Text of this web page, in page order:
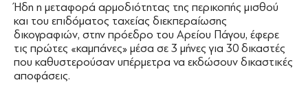
Ήδη η μεταφορά αρμοδιότητας της περικοπής μισθού
και του επιδόματος ταχείας διεκπεραίωσης
δικογραφιών, στην πρόεδρο του Αρείου Πάγου, έφερε
τις πρώτες «καμπάνες» μέσα σε 3 μήνες για 30 δικαστές
που καθυστερούσαν υπέρμετρα να εκδώσουν δικαστικές
αποφάσεις.